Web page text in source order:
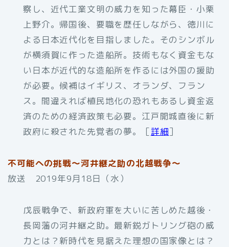
察し、近代工業文明の威力を知った幕臣・小栗
上野介。帰国後、要職を歴任しながら、徳川に
よる日本近代化を目指しました。そのシンボル
が横須賀に作った造船所。技術もなく資金もな
い日本が近代的な造船所を作るには外国の援助
が必要。候補はイギリス、オランダ、フラン
ス。間違えれば植民地化の恐れもあるし資金返
済のための経済政策も必要。江戸開城直後に新
政府に殺された先覚者の夢。［詳細］
不可能への挑戦～河井継之助の北越戦争～
放送 2019年9月18日（水）
戊辰戦争で、新政府軍を大いに苦しめた越後・
長岡藩の河井継之助。最新鋭ガトリング砲の威
力とは？新時代を見据えた理想の国家像とは？